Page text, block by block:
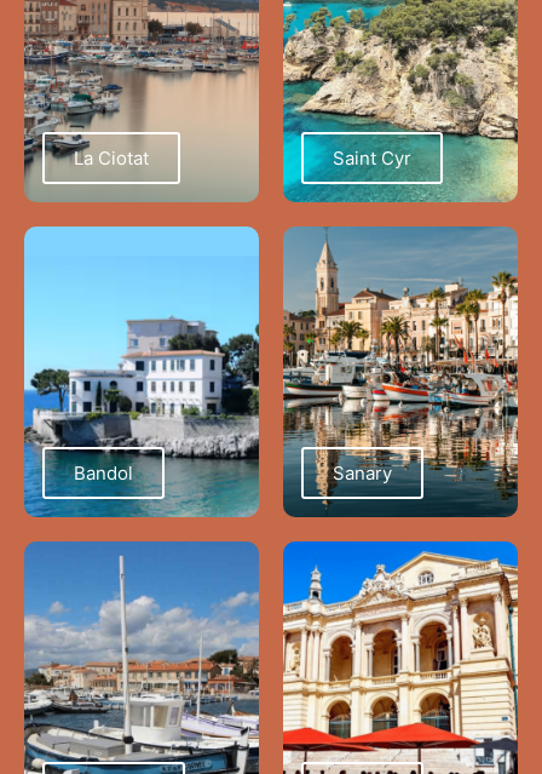
La Ciotat Saint Cyr
Bandol Sanary